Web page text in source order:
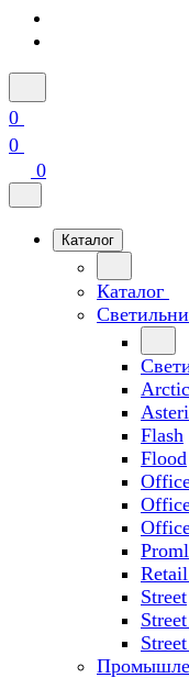
0
0
0
Каталог
Каталог
Arctic
Flash
Flood
Street